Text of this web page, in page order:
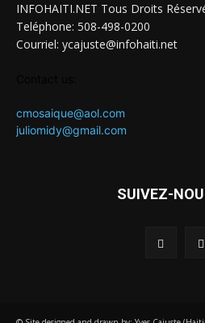
INFOHAITI.NET Tous Droits
Teléphone: 508-498-0200
Courriel: ycajuste@infohaiti.net
cmosaique@aol.com
juliomidy@gmail.com
SUIVEZ-